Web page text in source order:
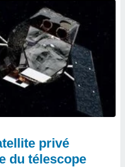
privé
du télescope